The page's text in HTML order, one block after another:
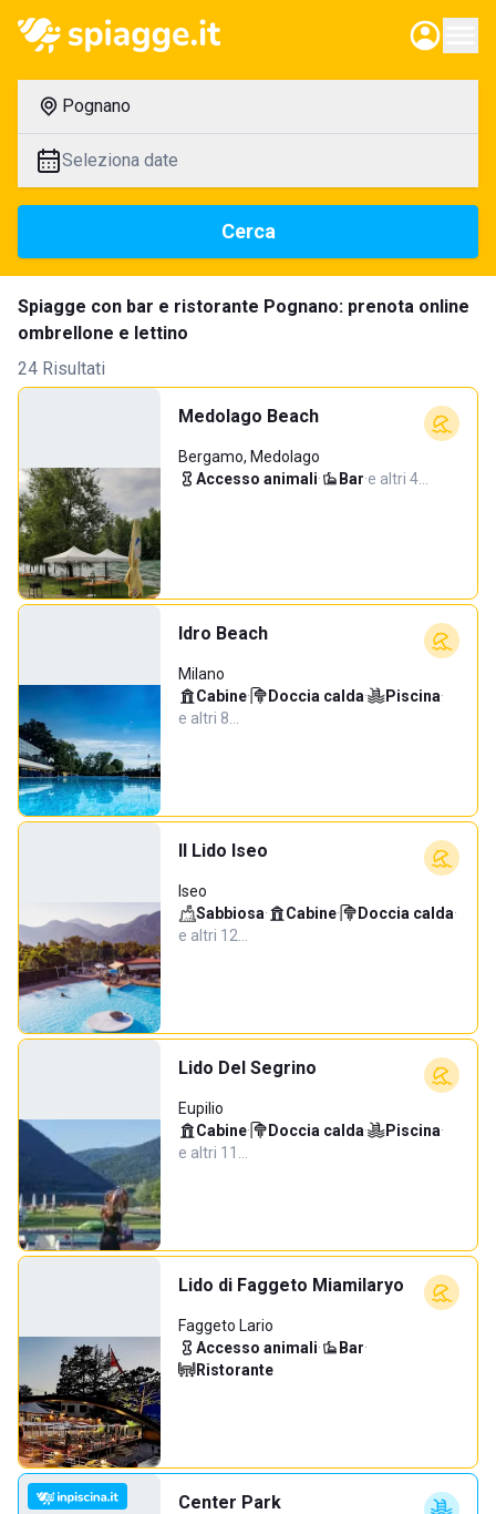
Pognano
Seleziona date
Cerca
Spiagge con bar e ristorante Pognano: prenota online
ombrellone e lettino
24 Risultati
Medolago Beach
Bergamo, Medolago
Accesso animali· Bar·e altri 4…
Idro Beach
Milano
Cabine· Doccia calda· Piscina·
e altri 8…
Il Lido Iseo
Iseo
Sabbiosa· Cabine· Doccia calda·
e altri 12…
Lido Del Segrino
Eupilio
Cabine· Doccia calda· Piscina·
e altri 11…
Lido di Faggeto Miamilaryo
Faggeto Lario
Accesso animali· Bar·
Ristorante
Center Park